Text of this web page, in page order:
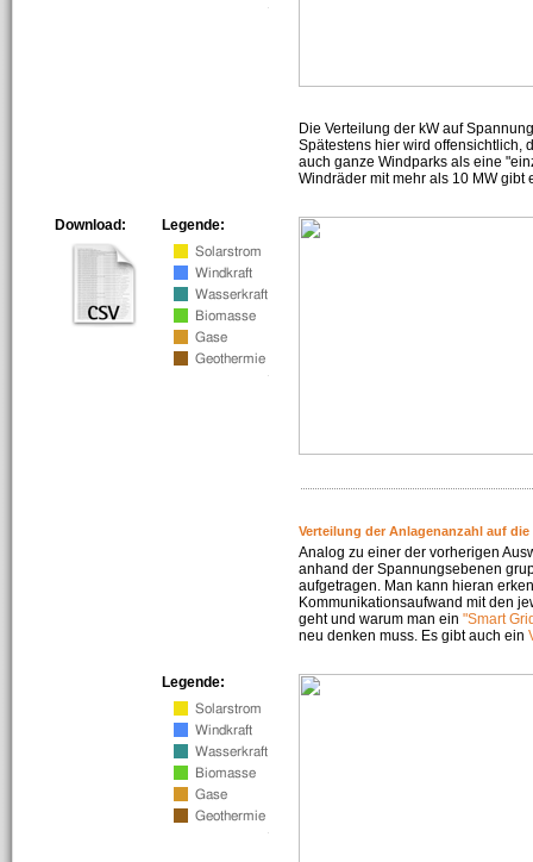
Die Verteilung der kW auf
Spätestens hier wird offensichtlich,
auch ganze Windparks als eine
Windräder mit mehr als 10 MW gibt
Legende:
Download:
Verteilung der Anlagenanzahl auf die
Analog zu einer der vorherigen
anhand der Spannungsebenen
aufgetragen. Man kann hieran
Kommunikationsaufwand mit den
geht und warum man ein "Smart
neu denken muss. Es gibt auch ein
Legende: